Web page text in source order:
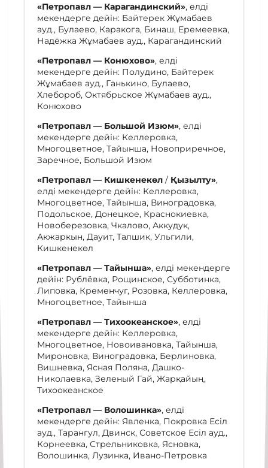
«Петропавл — Карагандинский», елді
мекендерге дейін: Байтерек Жұмабаев
ауд., Булаево, Каракога, Бинаш, Еремеевка,
Надёжка Жұмабаев ауд., Карагандинский
«Петропавл — Конюхово», елді
мекендерге дейін: Полудино, Байтерек
Жұмабаев ауд., Ганькино, Булаево,
Хлебороб, Октябрьское Жұмабаев ауд.,
Конюхово
«Петропавл — Большой Изюм», елді
мекендерге дейін: Келлеровка,
Многоцветное, Тайынша, Новоприречное,
Заречное, Большой Изюм
«Петропавл — Кишкенекөл / Қызылту»,
елді мекендерге дейін: Келлеровка,
Многоцветное, Тайынша, Виноградовка,
Подольское, Донецкое, Краснокиевка,
Новоберезовка, Чкалово, Аккудук,
Акжаркын, Дауит, Талшик, Ульгили,
Кишкенекөл
«Петропавл — Тайынша», елді мекендерге
дейін: Рублёвка, Рощинское, Субботинка,
Липовка, Кременчуг, Розовка, Келлеровка,
Многоцветное, Тайынша
«Петропавл — Тихоокеанское», елді
мекендерге дейін: Келлеровка,
Многоцветное, Новоивановка, Тайынша,
Мироновка, Виноградовка, Берлиновка,
Вишневка, Ясная Поляна, Дашко-
Николаевка, Зеленый Гай, Жарқайың,
Тихоокеанское
«Петропавл — Волошинка», елді
мекендерге дейін: Явленка, Покровка Есіл
ауд., Тарангул, Двинск, Советское Есіл ауд.,
Корнеевка, Стрельниковка, Ясновка,
Волошинка, Лузинка, Ивано-Петровка